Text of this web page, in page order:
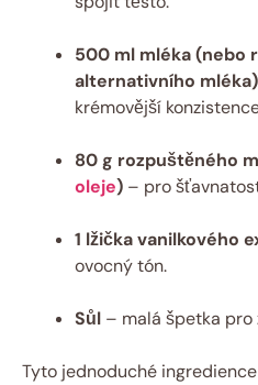
500 ml mléka (nebo
alternativního mléka)
krémovější
80 g rozpuštěného
oleje) – pro
1 lžička vanilkového
ovocný tón.
Sůl – malá špetka pro
Tyto jednoduché